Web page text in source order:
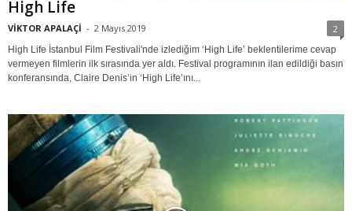
High Life
VİKTOR APALAÇİ - 2 Mayıs 2019 2
High Life İstanbul Film Festivali'nde izlediğim ‘High Life’ beklentilerime cevap
vermeyen filmlerin ilk sırasında yer aldı. Festival programının ilan edildiği basın
konferansında, Claire Denis’in ‘High Life’ını...